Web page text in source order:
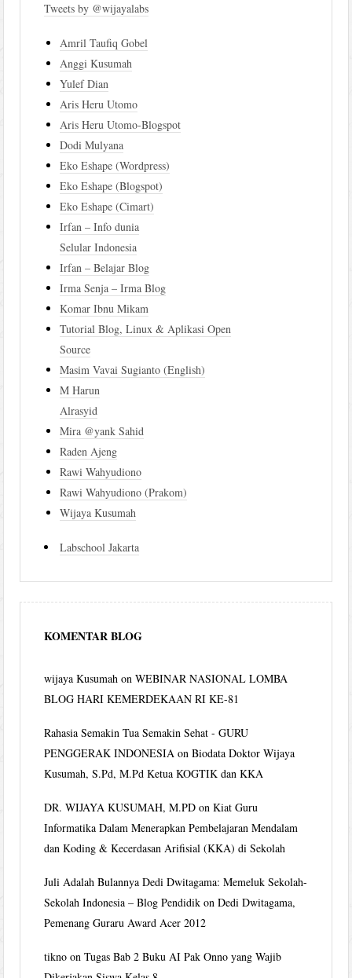
Tweets by @wijayalabs
Amril Taufiq Gobel
Anggi Kusumah
Yulef Dian
Aris Heru Utomo
Aris Heru Utomo-Blogspot
Dodi Mulyana
Eko Eshape (Wordpress)
Eko Eshape (Blogspot)
Eko Eshape (Cimart)
Irfan – Info dunia
Selular Indonesia
Irfan – Belajar Blog
Irma Senja – Irma Blog
Komar Ibnu Mikam
Tutorial Blog, Linux & Aplikasi Open
Source
Masim Vavai Sugianto (English)
M Harun
Alrasyid
Mira @yank Sahid
Raden Ajeng
Rawi Wahyudiono
Rawi Wahyudiono (Prakom)
Wijaya Kusumah
Labschool Jakarta
KOMENTAR BLOG
wijaya Kusumah onWEBINAR NASIONAL LOMBA
BLOG HARI KEMERDEKAAN RI KE-81
Rahasia Semakin Tua Semakin Sehat - GURU
PENGGERAK INDONESIA onBiodata Doktor Wijaya
Kusumah, S.Pd, M.Pd Ketua KOGTIK dan KKA
DR. WIJAYA KUSUMAH, M.PD onKiat Guru
Informatika Dalam Menerapkan Pembelajaran Mendalam
dan Koding & Kecerdasan Arifisial (KKA) di Sekolah
Juli Adalah Bulannya Dedi Dwitagama: Memeluk Sekolah-
Sekolah Indonesia – Blog Pendidik onDedi Dwitagama,
Pemenang Guraru Award Acer 2012
tikno onTugas Bab 2 Buku AI Pak Onno yang Wajib